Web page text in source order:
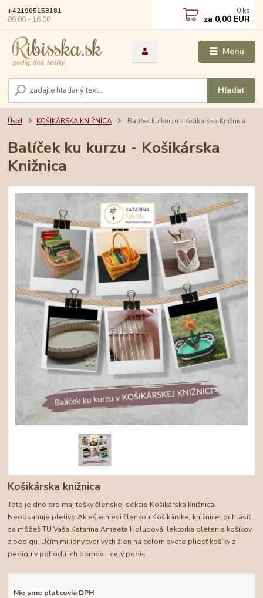
Menu
Hľadať
+421905153181
09:00 - 16:00
0 ks
za 0,00 EUR
Úvod KOŠIKÁRSKA KNIŽNICA Balíček ku kurzu - Košikárska Knižnica
Balíček ku kurzu - Košikárska
Knižnica
Košikárska knižnica
Toto je dno pre majitešky členskej sekcie Košikárska knižnica.
Neobsahuje pletivo Ak ešte niesi členkou Košikárskej knižnice, prihlásiť
sa môžeš TU Vaša Katarína Ameeta Holubová, lektorka pletenia košíkov
z pedigu. Učím milióny tvorivých žien na celom svete pliesť košíky z
pedigu v pohodlí ich domov... celý popis
Nie sme platcovia DPH